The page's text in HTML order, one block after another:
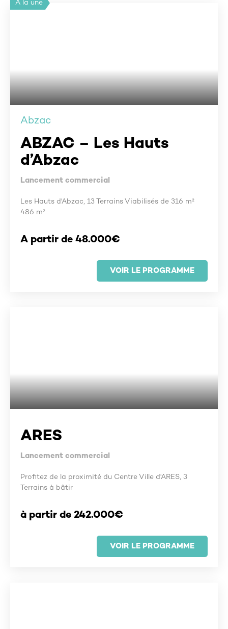
A la une
Abzac
ABZAC – Les Hauts
d’Abzac
Lancement commercial
Les Hauts d'Abzac, 13 Terrains Viabilisés de 316 m²
486 m²
A partir de 48.000€
VOIR LE PROGRAMME
ARES
Lancement commercial
Profitez de la proximité du Centre Ville d'ARES, 3
Terrains à bâtir
à partir de 242.000€
VOIR LE PROGRAMME